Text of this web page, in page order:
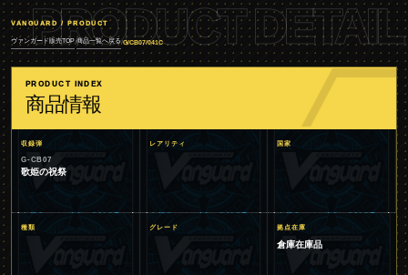
PRODUCT DETAIL
VANGUARD / PRODUCT
ヴァンガード販売TOP/商品一覧へ戻る/G/CB07/041C
PRODUCT INDEX
商品情報
収録弾
G-CB07
歌姫の祝祭
レアリティ 国家
種類 グレード 拠点在庫
倉庫在庫品